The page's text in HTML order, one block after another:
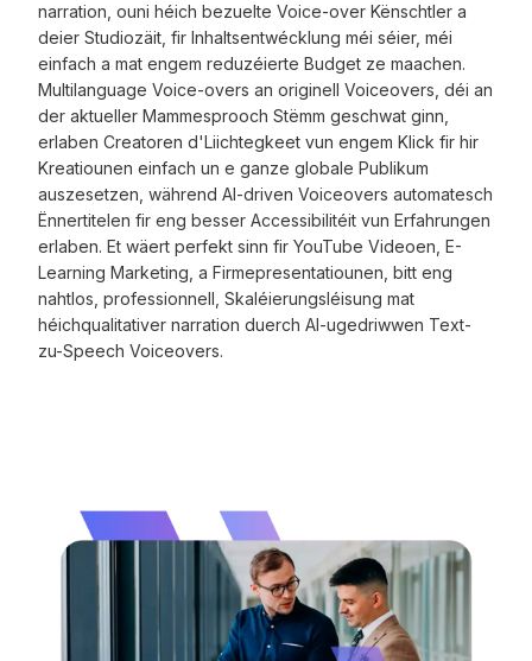
narration, ouni héich bezuelte Voice-over Kënschtler a
deier Studiozäit, fir Inhaltsentwécklung méi séier, méi
einfach a mat engem reduzéierte Budget ze maachen.
Multilanguage Voice-overs an originell Voiceovers, déi an
der aktueller Mammesprooch Stëmm geschwat ginn,
erlaben Creatoren d'Liichtegkeet vun engem Klick fir hir
Kreatiounen einfach un e ganze globale Publikum
auszesetzen, während AI-driven Voiceovers automatesch
Ënnertitelen fir eng besser Accessibilitéit vun Erfahrungen
erlaben. Et wäert perfekt sinn fir YouTube Videoen, E-
Learning Marketing, a Firmepresentatiounen, bitt eng
nahtlos, professionnell, Skaléierungsléisung mat
héichqualitativer narration duerch AI-ugedriwwen Text-
zu-Speech Voiceovers.